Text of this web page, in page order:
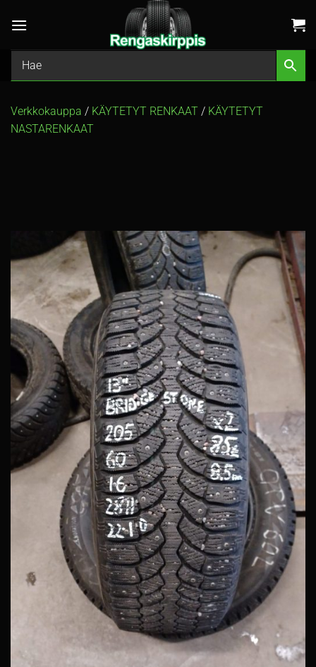
Verkkokauppa / KÄYTETYT RENKAAT / KÄYTETYT
NASTARENKAAT